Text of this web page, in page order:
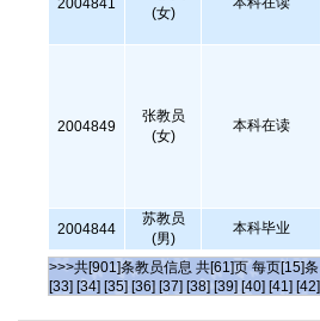
2004841
(女)
2004849
张教员
(女)
本科在读
2004844
苏教员
(男)
本科毕业
>>>共[901]条教员信息 共[61]页 每页[15]条
[33] [34] [35] [36] [37] [38] [39] [40] [41] [42]